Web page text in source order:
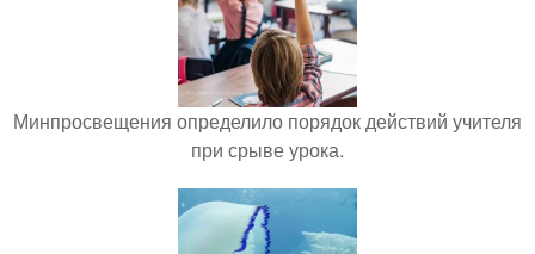
Минпросвещения определило порядок действий учителя
при срыве урока.